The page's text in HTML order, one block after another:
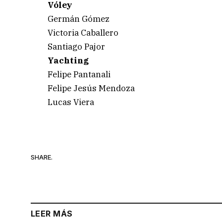
Vóley
Germán Gómez
Victoria Caballero
Santiago Pajor
Yachting
Felipe Pantanali
Felipe Jesús Mendoza
Lucas Viera
SHARE.
LEER MÁS